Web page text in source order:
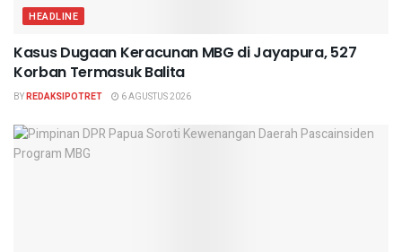
HEADLINE
Kasus Dugaan Keracunan MBG di Jayapura, 527
Korban Termasuk Balita
BYREDAKSIPOTRET 6 AGUSTUS 2026